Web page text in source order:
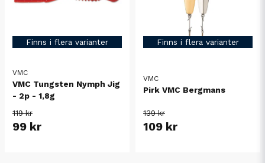
Finns i flera varianter
VMC
VMC Tungsten Nymph Jig
- 2p - 1,8g
119 kr
99 kr
Finns i flera varianter
VMC
Pirk VMC Bergmans
139 kr
109 kr